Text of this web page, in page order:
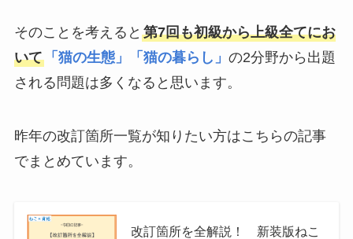
そのことを考えると 第7回も初級から上級全てにお
いて「猫の生態」「猫の暮らし」 の2分野から出題
される問題は多くなると思います。
昨年の改訂箇所一覧が知りたい方はこちらの記事
でまとめています。
改訂箇所を全解説！ 新装版ねこ